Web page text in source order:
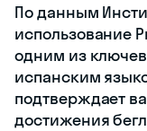
По данным
использование
одним из
испанским
подтверждает
достижения